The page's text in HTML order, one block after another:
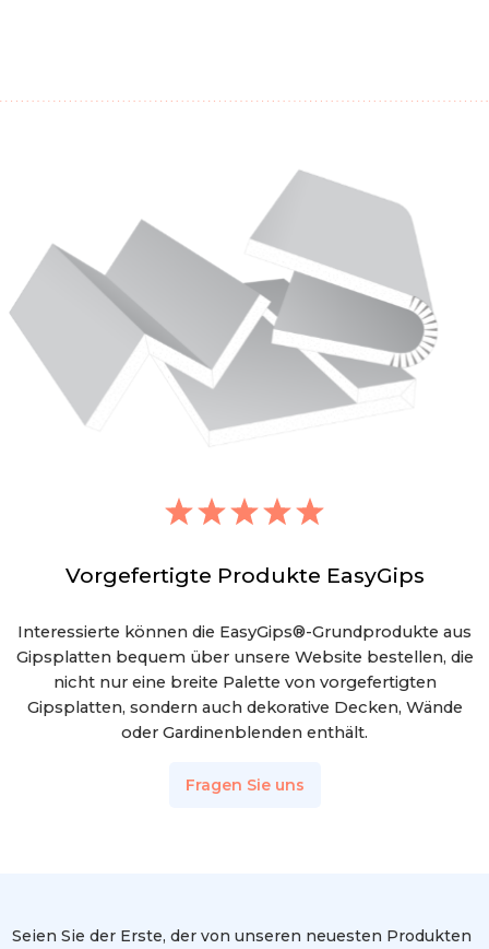
Vorgefertigte Produkte EasyGips
Interessierte können die EasyGips®-Grundprodukte aus
Gipsplatten bequem über unsere Website bestellen, die
nicht nur eine breite Palette von vorgefertigten
Gipsplatten, sondern auch dekorative Decken, Wände
oder Gardinenblenden enthält.
Fragen Sie uns
Seien Sie der Erste, der von unseren neuesten Produkten